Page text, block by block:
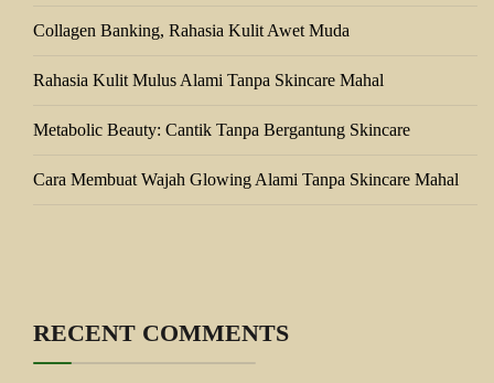
Collagen Banking, Rahasia Kulit Awet Muda
Rahasia Kulit Mulus Alami Tanpa Skincare Mahal
Metabolic Beauty: Cantik Tanpa Bergantung Skincare
Cara Membuat Wajah Glowing Alami Tanpa Skincare Mahal
RECENT COMMENTS